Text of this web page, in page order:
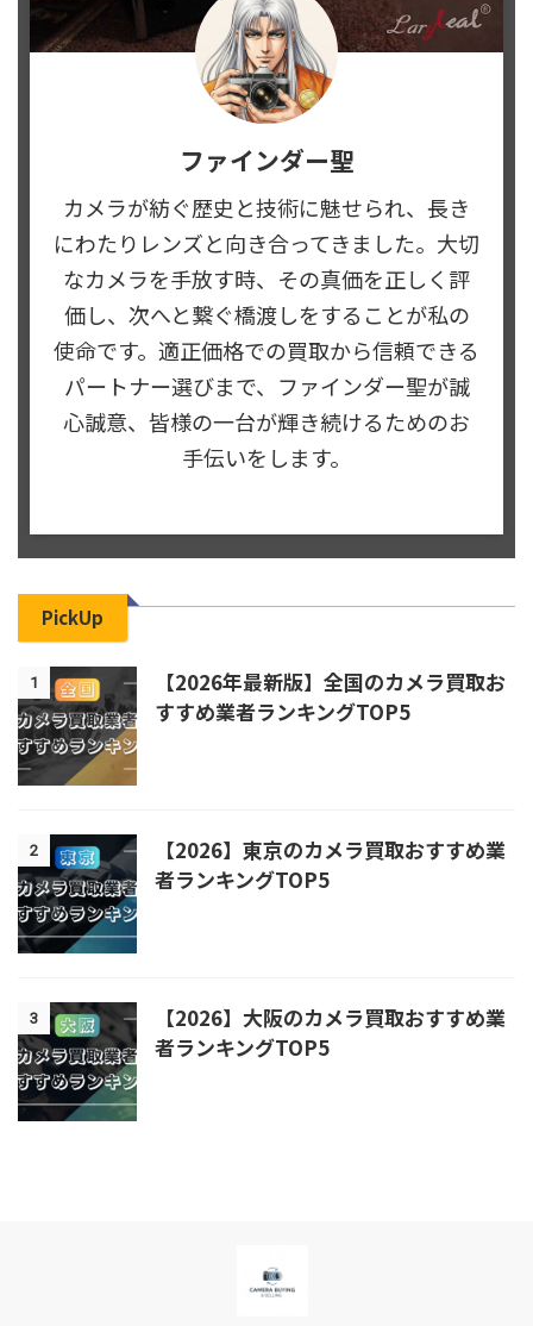
ファインダー聖
カメラが紡ぐ歴史と技術に魅せられ、長き
にわたりレンズと向き合ってきました。大切
なカメラを手放す時、その真価を正しく評
価し、次へと繋ぐ橋渡しをすることが私の
使命です。適正価格での買取から信頼できる
パートナー選びまで、ファインダー聖が誠
心誠意、皆様の一台が輝き続けるためのお
手伝いをします。
PickUp
1
【2026年最新版】全国のカメラ買取お
すすめ業者ランキングTOP5
2
【2026】東京のカメラ買取おすすめ業
者ランキングTOP5
3
【2026】大阪のカメラ買取おすすめ業
者ランキングTOP5